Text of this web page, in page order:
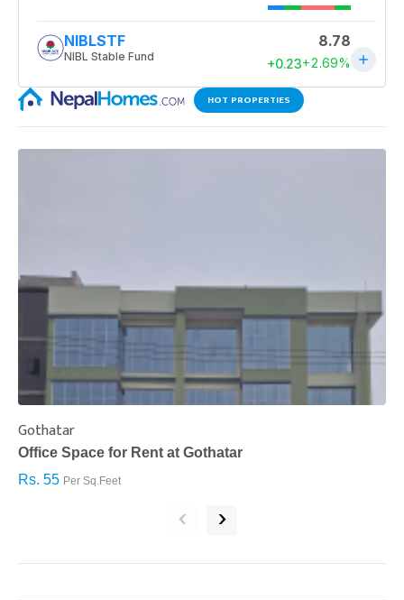
HOT PROPERTIES
Gothatar
Office Space for Rent at Gothatar
Rs. 55 Per Sq.Feet
‹ ›